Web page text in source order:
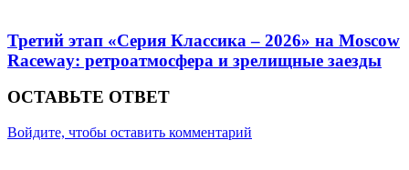
Третий этап «Серия Классика – 2026» на Moscow
Raceway: ретроатмосфера и зрелищные заезды
ОСТАВЬТЕ ОТВЕТ
Войдите, чтобы оставить комментарий